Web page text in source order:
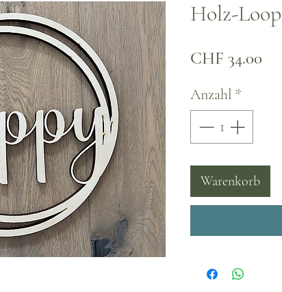
Holz-
CHF 34.00
Anzahl *
Warenkorb